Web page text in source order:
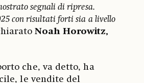
segnali di ripresa.
con risultati forti sia a livello
Noah Horowitz,
che, va detto, ha
le vendite del